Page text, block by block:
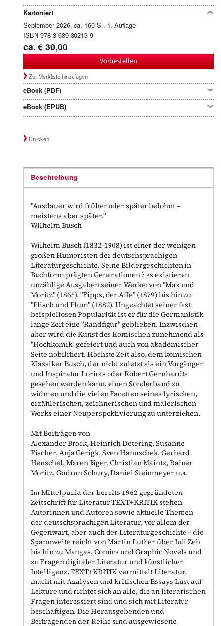
Kartoniert
September 2026, ca. 160 S., 1. Auflage
ISBN 978-3-689-30213-9
ca. € 30,00
Vorbestellen
Zur Merkliste hinzufügen
eBook (PDF)
eBook (EPUB)
Drucken
Beschreibung
"Ausdauer wird früher oder später belohnt –
meistens aber später."
Wilhelm Busch
Wilhelm Busch (1832-1908) ist einer der wenigen
großen Humoristen der deutschsprachigen
Literaturgeschichte. Seine Bildergeschichten in
Buchform prägten Generationen ? es existieren
unzählige Ausgaben seiner Werke: von "Max und
Moritz" (1865), "Fipps, der Affe" (1879) bis hin zu
"Plisch und Plum" (1882). Ungeachtet seiner fast
beispiellosen Popularität ist er für die Germanistik
lange Zeit eine "Randfigur" geblieben. Inzwischen
aber wird die Kunst des Komischen zunehmend als
"Hochkomik" gefeiert und auch von akademischer
Seite nobilitiert. Höchste Zeit also, dem komischen
Klassiker Busch, der nicht zuletzt als ein Vorgänger
und Inspirator Loriots oder Robert Gernhardts
gesehen werden kann, einen Sonderband zu
widmen und die vielen Facetten seines lyrischen,
erzählerischen, zeichnerischen und malerischen
Werks einer Neuperspektivierung zu unterziehen.
Mit Beiträgen von
Alexander Brock, Heinrich Detering, Susanne
Fischer, Anja Gerigk, Sven Hanuschek, Gerhard
Henschel, Maren Jäger, Christian Maintz, Rainer
Moritz, Gudrun Schury, Daniel Steinmeyer u.a.
Im Mittelpunkt der bereits 1962 gegründeten
Zeitschrift für Literatur TEXT+KRITIK stehen
Autorinnen und Autoren sowie aktuelle Themen
der deutschsprachigen Literatur, vor allem der
Gegenwart, aber auch der Literaturgeschichte – die
Spannweite reicht von Martin Luther über Juli Zeh
bis hin zu Mangas, Comics und Graphic Novels und
zu Fragen digitaler Literatur und künstlicher
Intelligenz. TEXT+KRITIK vermittelt Literatur,
macht mit Analysen und kritischen Essays Lust auf
Lektüre und richtet sich an alle, die an literarischen
Fragen interessiert sind und sich mit Literatur
beschäftigen. Die Herausgebenden und
Beitragenden der Reihe sind ausgewiesene